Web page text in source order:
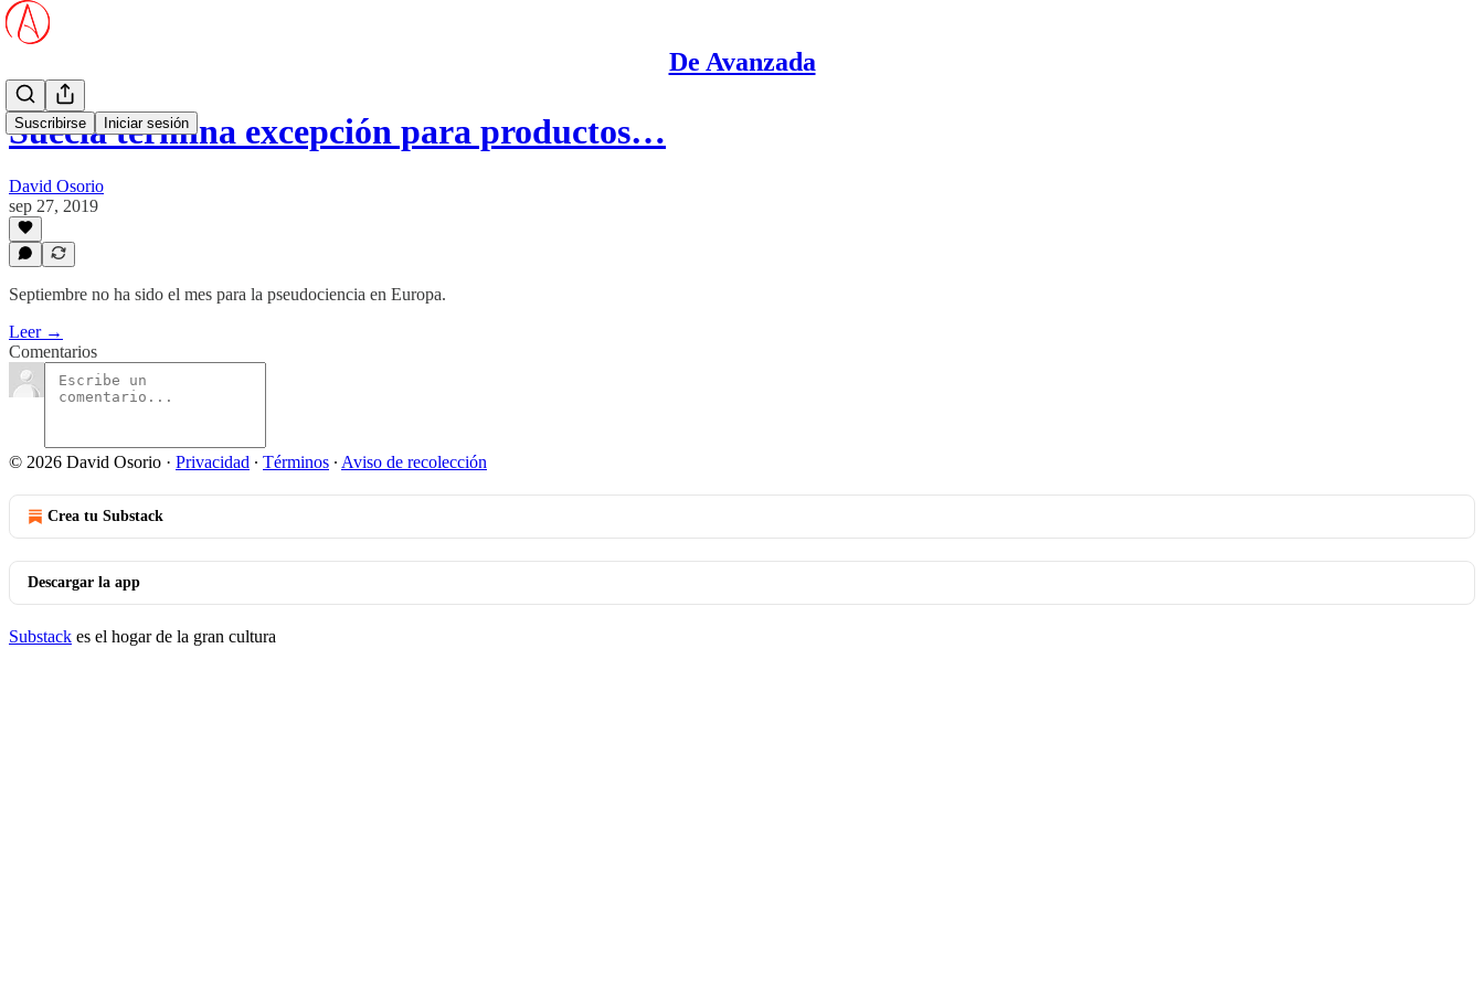
De Avanzada
Suscribirse Iniciar sesión
Suecia termina excepción para productos…
David Osorio
sep 27, 2019
Septiembre no ha sido el mes para la pseudociencia en Europa.
Leer →
Comentarios
© 2026 David Osorio · Privacidad ∙ Términos ∙ Aviso de recolección
Crea tu Substack
Descargar la app
Substack es el hogar de la gran cultura